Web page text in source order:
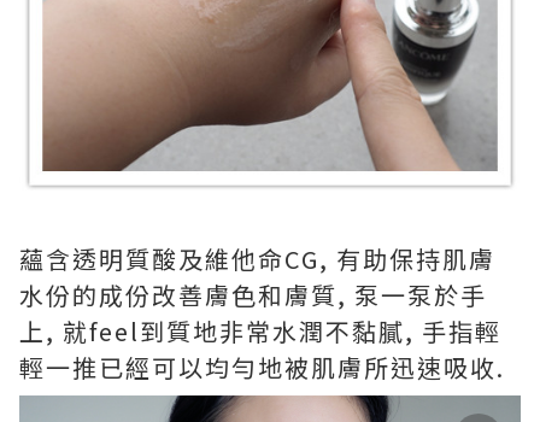
蘊含透明質酸及維他命CG, 有助保持肌膚
水份的成份改善膚色和膚質, 泵一泵於手
上, 就feel到質地非常水潤不黏膩, 手指輕
輕一推已經可以均勻地被肌膚所迅速吸收.